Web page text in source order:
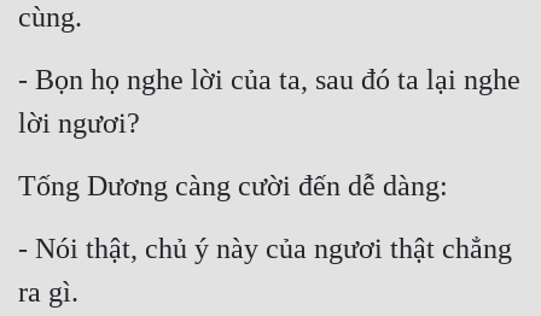
cùng.
- Bọn họ nghe lời của ta, sau đó ta lại nghe
lời ngươi?
Tống Dương càng cười đến dễ dàng:
- Nói thật, chủ ý này của ngươi thật chẳng
ra gì.